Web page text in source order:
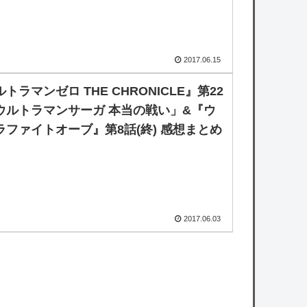
2017.06.15
トラマンゼロ THE CHRONICLE』第22
ルトラマンサーガ 本当の戦い」&『ウ
ファイトオーブ』第8話(終) 感想まとめ
2017.06.03